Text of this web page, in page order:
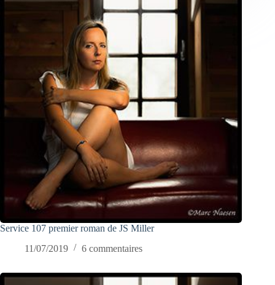
Service 107 premier roman de JS Miller
11/07/2019
6 commentaires